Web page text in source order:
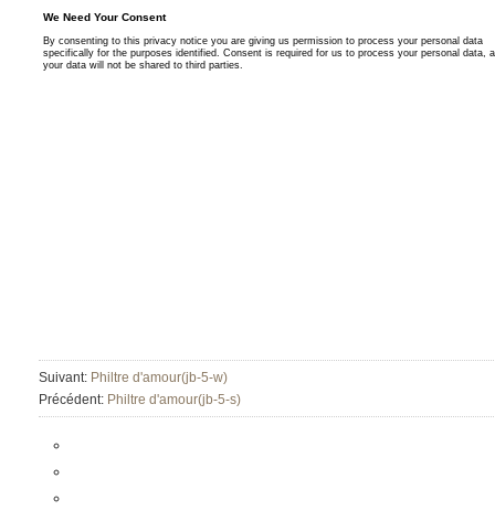
Suivant: Philtre d'amour(jb-5-w)
Précédent: Philtre d'amour(jb-5-s)